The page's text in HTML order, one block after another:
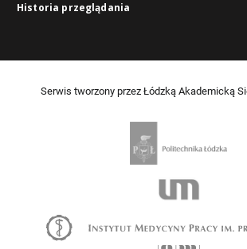
Historia przeglądania
Serwis tworzony przez Łódzką Akademicką